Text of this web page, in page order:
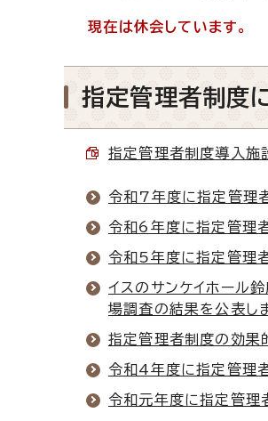
現在は休会しています。
指定管理者制度
指定管理者制度導入
令和7年度に指定管理
令和6年度に指定管理
令和5年度に指定管理
イスのサンケイホール
場調査の結果を公表し
指定管理者制度の効果
令和4年度に指定管理
令和元年度に指定管理